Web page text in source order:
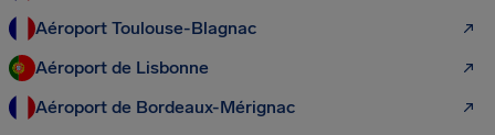
Aéroport Toulouse-Blagnac
Aéroport de Lisbonne
Aéroport de Bordeaux-Mérignac